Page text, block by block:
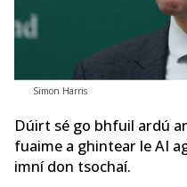
Simon Harris
Dúirt sé go bhfuil ardú
fuaime a ghintear le AI
imní don tsochaí.